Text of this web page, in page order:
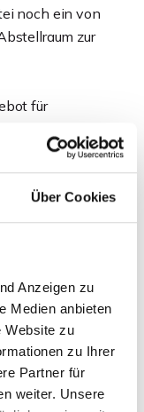
Über Cookies
Anzeigen zu
Medien anbieten
Website zu
zu Ihrer
Partner für
weiter. Unsere
noch ein von
zur
für
Acker mit ca.